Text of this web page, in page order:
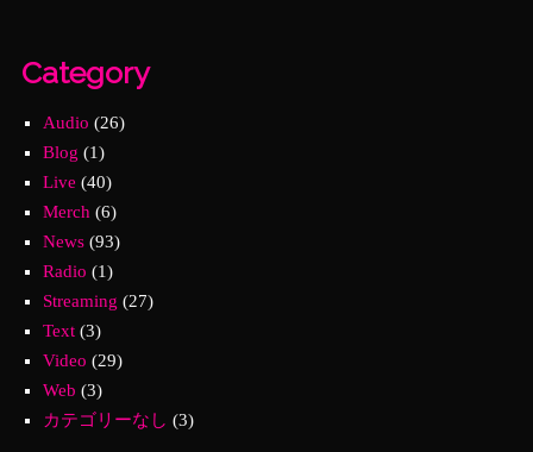
Category
Audio (26)
Blog (1)
Live (40)
Merch (6)
News(93)
Radio (1)
Streaming (27)
Text(3)
Video (29)
Web (3)
カテゴリーなし (3)